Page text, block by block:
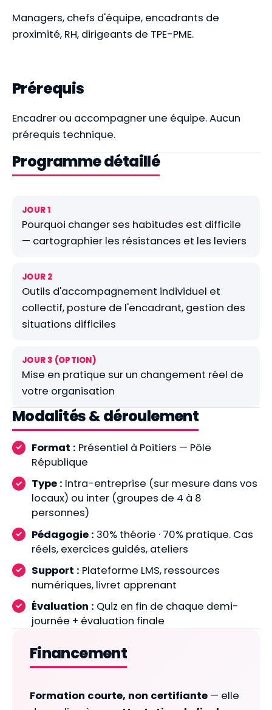
Managers, chefs d'équipe, encadrants de
proximité, RH, dirigeants de TPE-PME.
Prérequis
Encadrer ou accompagner une équipe. Aucun
prérequis technique.
Programme détaillé
JOUR 1
Pourquoi changer ses habitudes est difficile
— cartographier les résistances et les leviers
JOUR 2
Outils d'accompagnement individuel et
collectif, posture de l'encadrant, gestion des
situations difficiles
JOUR 3 (OPTION)
Mise en pratique sur un changement réel de
votre organisation
Modalités & déroulement
Format : Présentiel à Poitiers — Pôle
République
Type : Intra-entreprise (sur mesure dans vos
locaux) ou inter (groupes de 4 à 8
personnes)
Pédagogie : 30% théorie · 70% pratique. Cas
réels, exercices guidés, ateliers
Support : Plateforme LMS, ressources
numériques, livret apprenant
Évaluation : Quiz en fin de chaque demi-
journée + évaluation finale
Financement
Formation courte, non certifiante— elle